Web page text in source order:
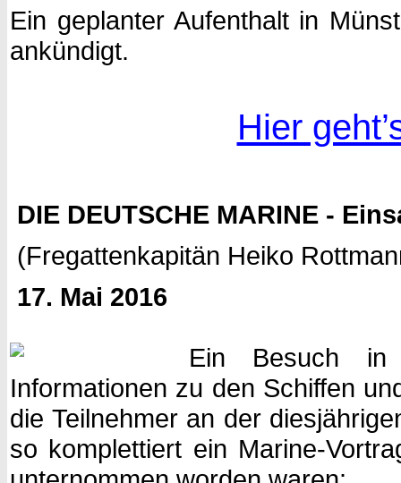
Ein geplanter Aufenthalt in
ankündigt.
Hier
DIE DEUTSCHE MARINE -
(Fregattenkapitän Heiko
17. Mai 2016
Ein Besuch in
Informationen zu den Schiffen
die Teilnehmer an der
so komplettiert ein Marine-